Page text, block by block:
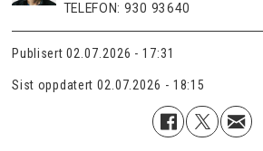
TELEFON: 930 93640
Publisert 02.07.2026 - 17:31
Sist oppdatert 02.07.2026 - 18:15